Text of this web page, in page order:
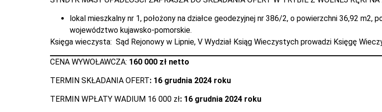
lokal mieszkalny nr 1, położony na działce geodezyjnej nr 386/2, o powierzchni 36,92
województwo kujawsko-pomorskie.
Księga wieczysta: Sąd Rejonowy w Lipnie, V Wydział Ksiąg Wieczystych prowadzi Księgę
CENA WYWOŁAWCZA: 160 000 zł netto
TERMIN SKŁADANIA OFERT: 16 grudnia 2024 roku
TERMIN WPŁATY WADIUM 16 000 zł: 16 grudnia 2024 roku